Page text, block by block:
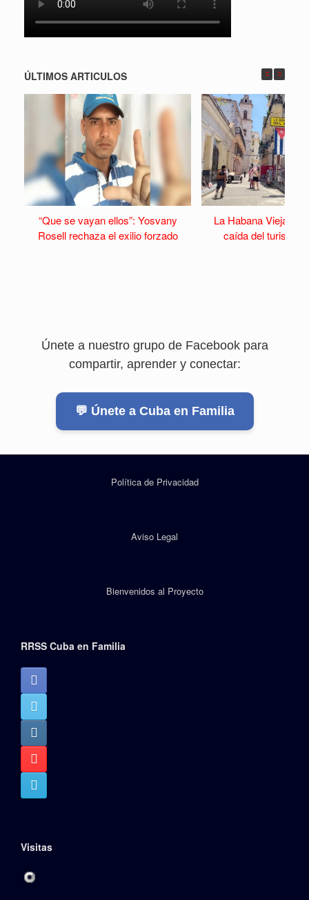
ÚLTIMOS ARTICULOS
“Que se vayan ellos”: Yosvany
Rosell rechaza el exilio forzado
La Habana Vieja se
caída del turismo
Únete a nuestro grupo de Facebook para
compartir, aprender y conectar:
💬 Únete a Cuba en Familia
Política de Privacidad
Aviso Legal
Bienvenidos al Proyecto
RRSS Cuba en Familia
Visitas